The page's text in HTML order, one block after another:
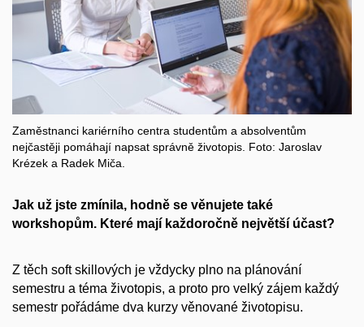
Zaměstnanci kariérního centra studentům a absolventům
nejčastěji pomáhají napsat správně životopis. Foto: Jaroslav
Krézek a Radek Miča.
Jak už jste zmínila, hodně se věnujete také
workshopům. Které mají každoročně největší účast?
Z těch soft skillových je vždycky plno na plánování
semestru a téma životopis, a proto pro velký zájem každý
semestr pořádáme dva kurzy věnované životopisu.